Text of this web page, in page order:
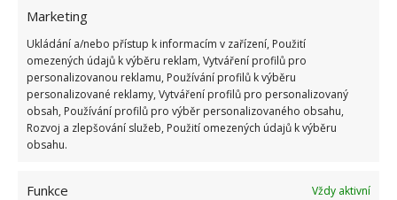
Marketing
Ukládání a/nebo přístup k informacím v zařízení, Použití
omezených údajů k výběru reklam, Vytváření profilů pro
personalizovanou reklamu, Používání profilů k výběru
personalizované reklamy, Vytváření profilů pro personalizovaný
obsah, Používání profilů pro výběr personalizovaného obsahu,
Rozvoj a zlepšování služeb, Použití omezených údajů k výběru
obsahu.
Funkce
Vždy aktivní
bodů
6.5.2026
ŽHAVÉ NOVINKY